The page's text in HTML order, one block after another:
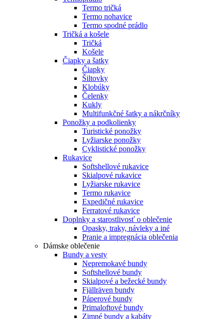
Termo tričká
Termo nohavice
Termo spodné prádlo
Tričká a košele
Tričká
Košele
Čiapky a šatky
Čiapky
Šiltovky
Klobúky
Čelenky
Kukly
Multifunkčné šatky a nákrčníky
Ponožky a podkolienky
Turistické ponožky
Lyžiarske ponožky
Cyklistické ponožky
Rukavice
Softshellové rukavice
Skialpové rukavice
Lyžiarske rukavice
Termo rukavice
Expedičné rukavice
Ferratové rukavice
Doplnky a starostlivosť o oblečenie
Opasky, traky, návleky a iné
Pranie a impregnácia oblečenia
Dámske oblečenie
Bundy a vesty
Nepremokavé bundy
Softshellové bundy
Skialpové a bežecké bundy
Fjällräven bundy
Páperové bundy
Primaloftové bundy
Zimné bundy a kabáty